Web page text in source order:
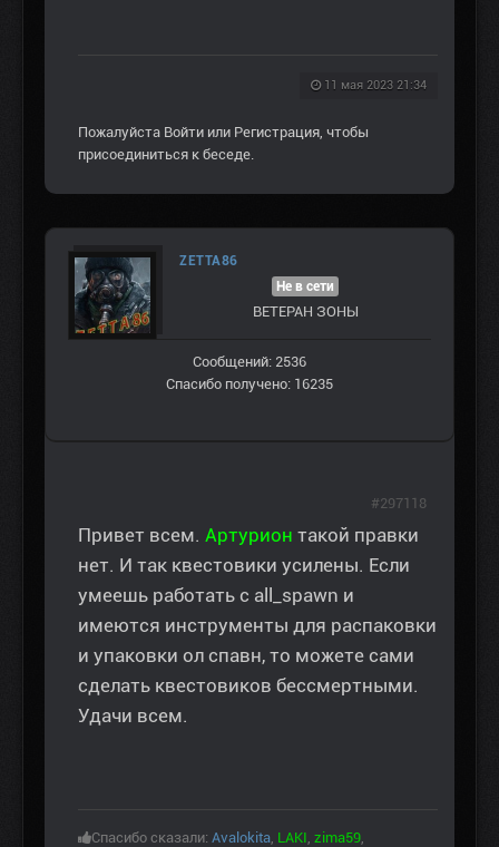
11 мая 2023 21:34
Пожалуйста Войти или Регистрация , чтобы
присоединиться к беседе.
ZETTA86
Не в сети
ВЕТЕРАН ЗOНЫ
Сообщений: 2536
Спасибо получено: 16235
Привет всем. Артурион такой правки
нет. И так квестовики усилены. Если
умеешь работать с all_spawn и
имеются инструменты для распаковки
и упаковки ол спавн, то можете сами
сделать квестовиков бессмертными.
Удачи всем.
Спасибо сказали: Avalokita LAKI zima59
#297118